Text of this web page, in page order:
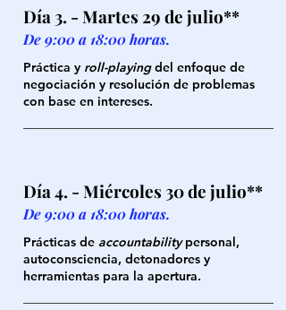
Día 3. - Martes 29 de julio**
De 9:00 a 18:00 horas.
Práctica y roll-playingdel enfoque de
negociación y resolución de problemas
con base en intereses.
Día 4. - Miércoles 30 de julio**
De 9:00 a 18:00 horas.
Prácticas de accountabilitypersonal,
autoconsciencia, detonadores y
herramientas para la apertura.